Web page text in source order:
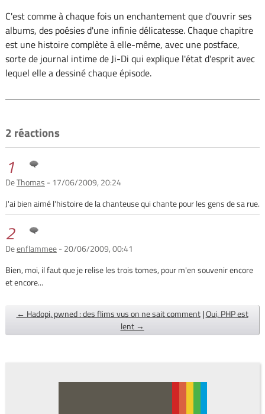
C'est comme à chaque fois un enchantement que d'ouvrir ses
albums, des poésies d'une infinie délicatesse. Chaque chapitre
est une histoire complète à elle-même, avec une postface,
sorte de journal intime de Ji-Di qui explique l'état d'esprit avec
lequel elle a dessiné chaque épisode.
2 réactions
1
DeThomas - 17/06/2009, 20:24
J'ai bien aimé l'histoire de la chanteuse qui chante pour les gens de sa rue.
2
Deenflammee- 20/06/2009, 00:41
Bien, moi, il faut que je relise les trois tomes, pour m'en souvenir encore
et encore...
← Hadopi, pwned : des flims vus on ne sait comment |Oui, PHP est
lent →